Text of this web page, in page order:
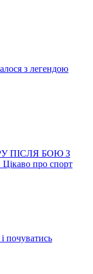
з легендою
ПІСЛЯ БОЮ З
про спорт
почуватись